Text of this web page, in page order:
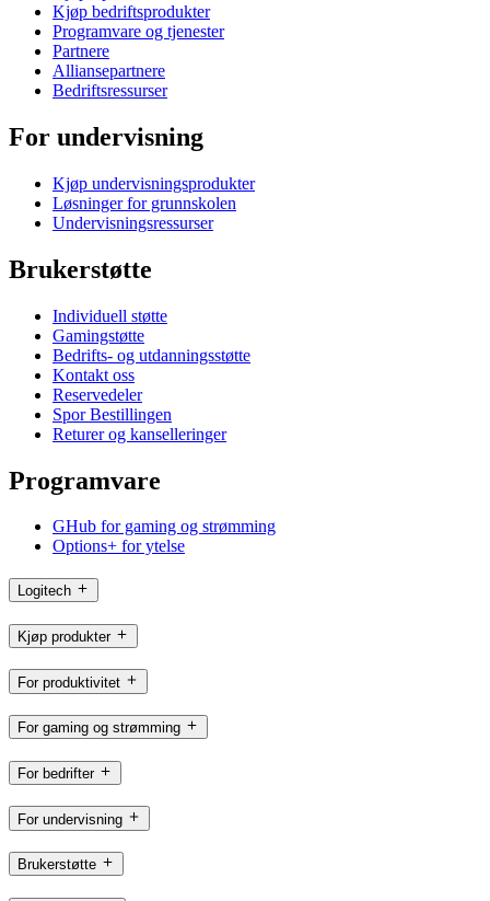
Kjøp bedriftsprodukter
Programvare og tjenester
Partnere
Alliansepartnere
Bedriftsressurser
For undervisning
Kjøp undervisningsprodukter
Løsninger for grunnskolen
Undervisningsressurser
Brukerstøtte
Individuell støtte
Gamingstøtte
Bedrifts- og utdanningsstøtte
Kontakt oss
Reservedeler
Spor Bestillingen
Returer og kanselleringer
Programvare
GHub for gaming og strømming
Options+ for ytelse
Logitech
Kjøp produkter
For produktivitet
For gaming og strømming
For bedrifter
For undervisning
Brukerstøtte